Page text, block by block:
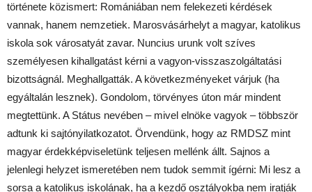
története közismert: Romániában nem felekezeti kérdések
vannak, hanem nemzetiek. Marosvásárhelyt a magyar, katolikus
iskola sok városatyát zavar. Nuncius urunk volt szíves
személyesen kihallgatást kérni a vagyon-visszaszolgáltatási
bizottságnál. Meghallgatták. A következményeket várjuk (ha
egyáltalán lesznek). Gondolom, törvényes úton már mindent
megtettünk. A Státus nevében – mivel elnöke vagyok – többször
adtunk ki sajtónyilatkozatot. Örvendünk, hogy az RMDSZ mint
magyar érdekképviseletünk teljesen mellénk állt. Sajnos a
jelenlegi helyzet ismeretében nem tudok semmit ígérni: Mi lesz a
sorsa a katolikus iskolának, ha a kezdő osztályokba nem iratják